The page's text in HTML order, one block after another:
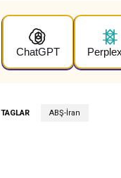
ChatGPT
TAGLAR ABŞ-İran